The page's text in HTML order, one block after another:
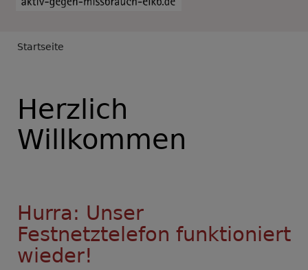
Breadcrumb
Startseite
Herzlich
Willkommen
Hurra: Unser
Festnetztelefon funktioniert
wieder!